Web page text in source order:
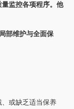
监控各项程序。他
部维护与全面保
或缺乏适当保养